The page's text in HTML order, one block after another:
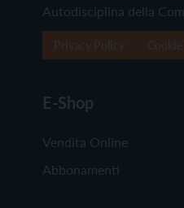
Autodisciplina della
E-Shop
Vendita Online
Abbonamenti